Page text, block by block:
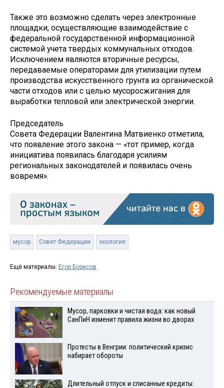
Также это возможно сделать через электронные
площадки, осуществляющие взаимодействие с
федеральной государственной информационной
системой учета твердых коммунальных отходов.
Исключением являются вторичные ресурсы,
передаваемые операторами для утилизации путем
производства искусственного грунта из органической
части отходов или с целью мусоросжигания для
выработки тепловой или электрической энергии.
Председатель
Совета Федерации Валентина Матвиенко отметила,
что появление этого закона — «тот пример, когда
инициатива появилась благодаря усилиям
региональных законодателей и появилась очень
вовремя».
мусор Совет Федерации экология
Ещё материалы: Егор Борисов
Рекомендуемые материалы
Мусор, парковки и чистая вода: как новый
СанПиН изменит правила жизни во дворах
Протесты в Венгрии: политический кризис
набирает обороты
Длительный отпуск и списанные кредиты: